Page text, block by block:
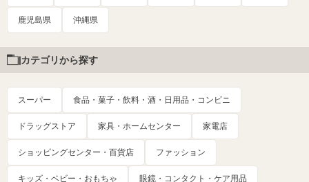
鹿児島県 沖縄県
カテゴリから探す
スーパー 食品・菓子・飲料・酒・日用品・コンビニ
ドラッグストア 家具・ホームセンター 家電店
ショッピングセンター・百貨店 ファッション
キッズ・ベビー・おもちゃ 眼鏡・コンタクト・ケア用品